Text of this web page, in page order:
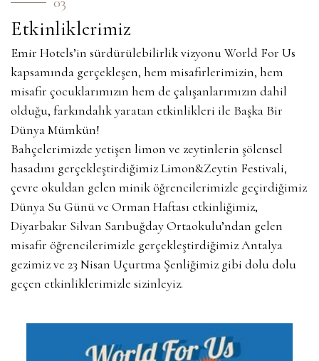
Etkinliklerimiz
Emir Hotels’in sürdürülebilirlik vizyonu World For Us
kapsamında gerçekleşen, hem misafirlerimizin, hem
misafir çocuklarımızın hem de çalışanlarımızın dahil
olduğu, farkındalık yaratan etkinlikleri ile Başka Bir
Dünya Mümkün!
Bahçelerimizde yetişen limon ve zeytinlerin şölensel
hasadını gerçekleştirdiğimiz Limon&Zeytin Festivali,
çevre okuldan gelen minik öğrencilerimizle geçirdiğimiz
Dünya Su Günü ve Orman Haftası etkinliğimiz,
Diyarbakır Silvan Sarıbuğday Ortaokulu’ndan gelen
misafir öğrencilerimizle gerçekleştirdiğimiz Antalya
gezimiz ve 23 Nisan Uçurtma Şenliğimiz gibi dolu dolu
geçen etkinliklerimizle sizinleyiz.